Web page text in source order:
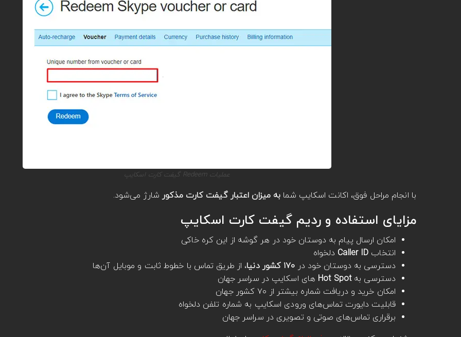
عملیات Redeem گیفت کارت اسکایپ
با انجام مراحل فوق، اکانت اسکایپ شما به میزان اعتبار گیفت کارت مذکور شارژ می‌شود.
مزایای استفاده و ردیم گیفت کارت اسکایپ
امکان ارسال پیام به دوستان خود در هر گوشه از این کره خاکی
انتخاب Caller ID دلخواه
دسترسی به دوستان خود در
، از طریق تماس با خطوط ثابت و موبایل آن‌ها
دسترسی بهHot Spot های اسکایپ در سراسر جهان
امکان خرید و دریافت شماره بیشتر از ۷۰ کشور جهان
قابلیت دایورت تماس‌های ورودی اسکایپ به شماره تلفن دلخواه
برقراری تماس‌های صوتی و تصویری در سراسر جهان